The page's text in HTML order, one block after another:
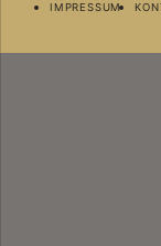
IMPRESSUM
Deine Business Besties